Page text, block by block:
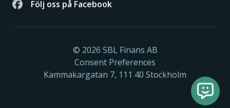
Följ oss på Facebook
© 2026 SBL Finans AB
Consent Preferences
Kammakargatan 7, 111 40 Stockholm